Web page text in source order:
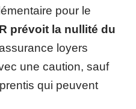
pour le
prévoit la nullité du
loyers
une caution, sauf
qui peuvent